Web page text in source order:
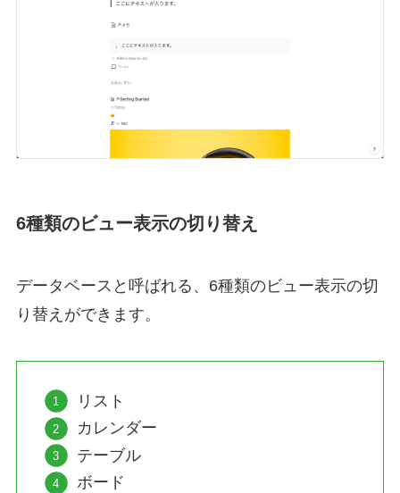
6種類のビュー表示の切り替え
データベースと呼ばれる、6種類のビュー表示の切
り替えができます。
リスト
カレンダー
テーブル
ボード